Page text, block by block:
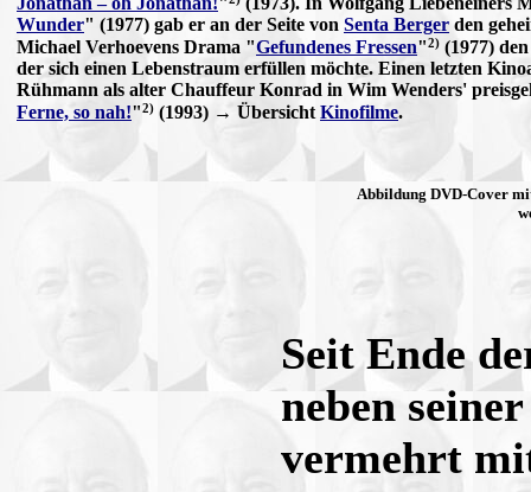
Wunder" (1977) gab er an der Seite von Senta Berger den
Michael Verhoevens Drama "Gefundenes Fressen"2) (1977)
der sich einen Lebenstraum erfüllen möchte. Einen letzten
Rühmann als alter Chauffeur Konrad in Wim Wenders'
Ferne, so nah!"2) (1993) → Übersicht Kinofilme.
Abbildung DVD-Cover
Seit Ende
neben
vermehrt